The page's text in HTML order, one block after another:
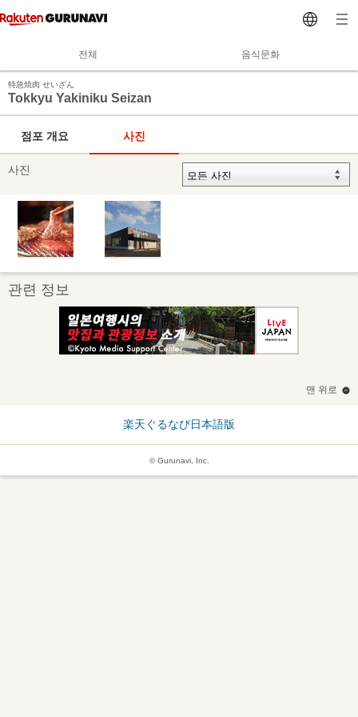
전체 음식문화
特急焼肉 せいざん
Tokkyu Yakiniku Seizan
점포 개요 사진
사진
관련 정보
맨 위로
楽天ぐるなび日本語版
© Gurunavi, Inc.